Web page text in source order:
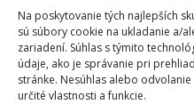
Na poskytovanie tých najlepších
sú súbory cookie na ukladanie a/
zariadení. Súhlas s týmito
údaje, ako je správanie pri
stránke. Nesúhlas alebo
určité vlastnosti a funkcie.